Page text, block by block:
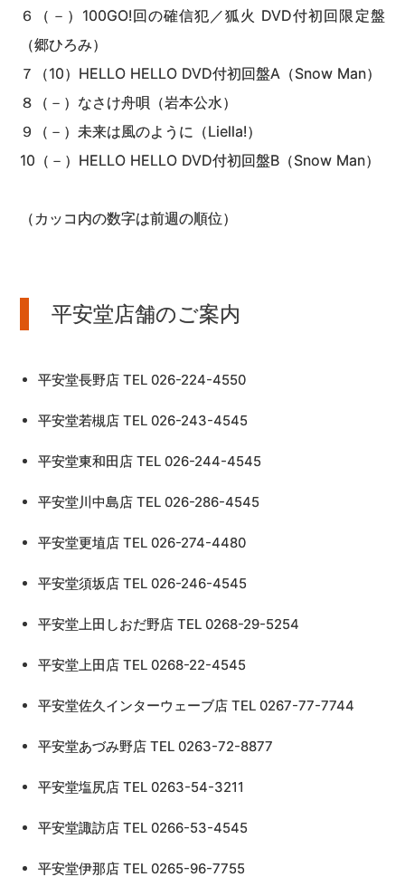
６（－）100GO!回の確信犯／狐火 DVD付初回限定盤
（郷ひろみ）
７（10）HELLO HELLO DVD付初回盤A（Snow Man）
８（－）なさけ舟唄（岩本公水）
９（－）未来は風のように（Liella!）
10（－）HELLO HELLO DVD付初回盤B（Snow Man）
（カッコ内の数字は前週の順位）
平安堂店舗のご案内
平安堂長野店 TEL 026-224-4550
平安堂若槻店 TEL 026-243-4545
平安堂東和田店 TEL 026-244-4545
平安堂川中島店 TEL 026-286-4545
平安堂更埴店 TEL 026-274-4480
平安堂須坂店 TEL 026-246-4545
平安堂上田しおだ野店 TEL 0268-29-5254
平安堂上田店 TEL 0268-22-4545
平安堂佐久インターウェーブ店 TEL 0267-77-7744
平安堂あづみ野店 TEL 0263-72-8877
平安堂塩尻店 TEL 0263-54-3211
平安堂諏訪店 TEL 0266-53-4545
平安堂伊那店 TEL 0265-96-7755